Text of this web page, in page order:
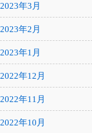
2023年3月
2023年2月
2023年1月
2022年12月
2022年11月
2022年10月